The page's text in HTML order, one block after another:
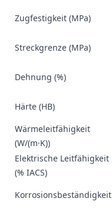
Zugfestigkeit (MPa)
Streckgrenze (MPa)
Dehnung (%)
Härte (HB)
Wärmeleitfähigkeit
(W/(m·K))
Elektrische Leitfähigkeit
(% IACS)
Korrosionsbeständigkeit